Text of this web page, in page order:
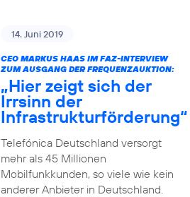
14. Juni 2019
CEO MARKUS HAAS IM FAZ-INTERVIEW
ZUM AUSGANG DER FREQUENZAUKTION:
„Hier zeigt sich der
Irrsinn der
Infrastrukturförderung“
Telefónica Deutschland versorgt
mehr als 45 Millionen
Mobilfunkkunden, so viele wie kein
anderer Anbieter in Deutschland.